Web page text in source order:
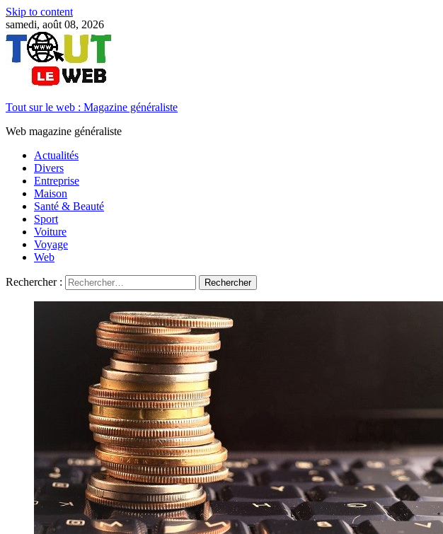
Skip to content
samedi, août 08, 2026
Tout sur le web : Magazine généraliste
Web magazine généraliste
Actualités
Divers
Entreprise
Maison
Santé & Beauté
Sport
Voiture
Voyage
Web
Rechercher :